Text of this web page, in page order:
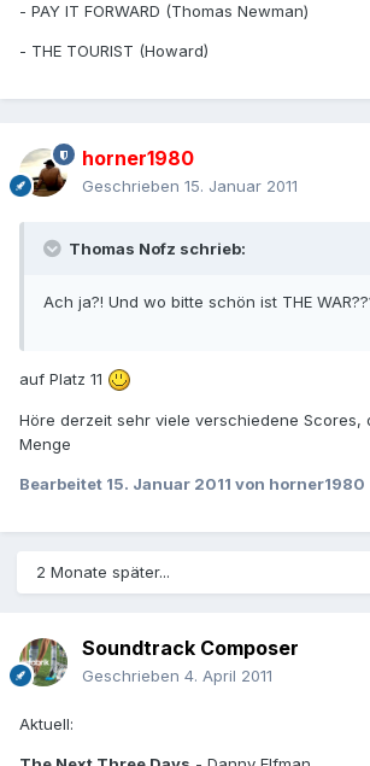
- PAY IT FORWARD (Thomas Newman)
- THE TOURIST (Howard)
horner1980
Geschrieben 15. Januar 2011
Thomas Nofz schrieb:
Ach ja?! Und wo bitte schön ist THE
auf Platz 11
Höre derzeit sehr viele verschiedene Scores,
Menge
Bearbeitet 15. Januar 2011 von horner1980
2 Monate später...
Soundtrack Composer
Geschrieben 4. April 2011
Aktuell: